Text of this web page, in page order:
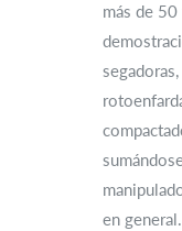
más de
en general.